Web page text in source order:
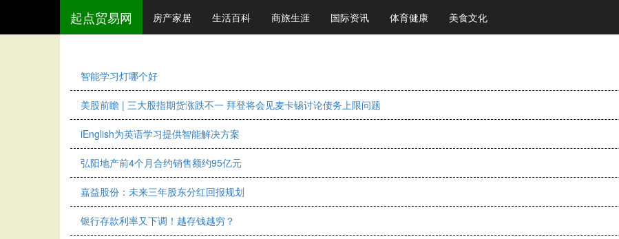
起点贸易网 房产家居 生活百科 商旅生涯 国际资讯 体育健康 美食文化
智能学习灯哪个好
美股前瞻 | 三大股指期货涨跌不一 拜登将会见麦卡锡讨论债务上限问题
iEnglish为英语学习提供智能解决方案
弘阳地产前4个月合约销售额约95亿元
嘉益股份：未来三年股东分红回报规划
银行存款利率又下调！越存钱越穷？